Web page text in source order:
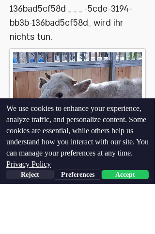
136bad5cf58d _ _ _ -5cde-3194-
bb3b-136bad5cf58d_ wird ihr
nichts tun.
We use cookies to enhance your experience,
analyze traffic, and personalize content. Some
cookies are essential, while others help us
understand how you interact with our site. You
can manage your preferences at any time.
Privacy Policy
Reject Preferences Accept